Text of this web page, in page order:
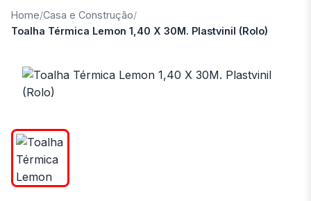
Home/Casa e Construção/
Toalha Térmica Lemon 1,40 X 30M. Plastvinil (Rolo)